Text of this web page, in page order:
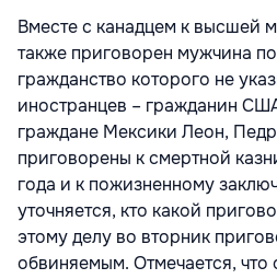
Вместе с канадцем к высшей
также приговорен мужчина
гражданство которого не
иностранцев – гражданин
граждане Мексики Леон,
приговорены к смертной
года и к пожизненному
уточняется, кто какой
этому делу во вторник
обвиняемым. Отмечается, что